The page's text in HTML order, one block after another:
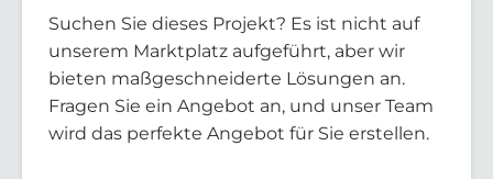
Suchen Sie dieses Projekt? Es ist nicht auf
unserem Marktplatz aufgeführt, aber wir
bieten maßgeschneiderte Lösungen an.
Fragen Sie ein Angebot an, und unser Team
wird das perfekte Angebot für Sie erstellen.